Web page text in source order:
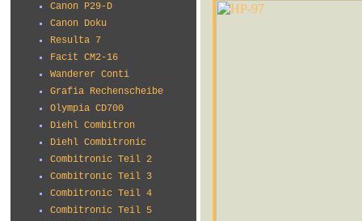
Canon P29-D
Canon Doku
Resulta 7
Facit CM2-16
Wanderer Conti
Grafia Rechenscheibe
Olympia CD700
Diehl Combitron
Diehl Combitronic
Combitronic Teil 2
Combitronic Teil 3
Combitronic Teil 4
Combitronic Teil 5